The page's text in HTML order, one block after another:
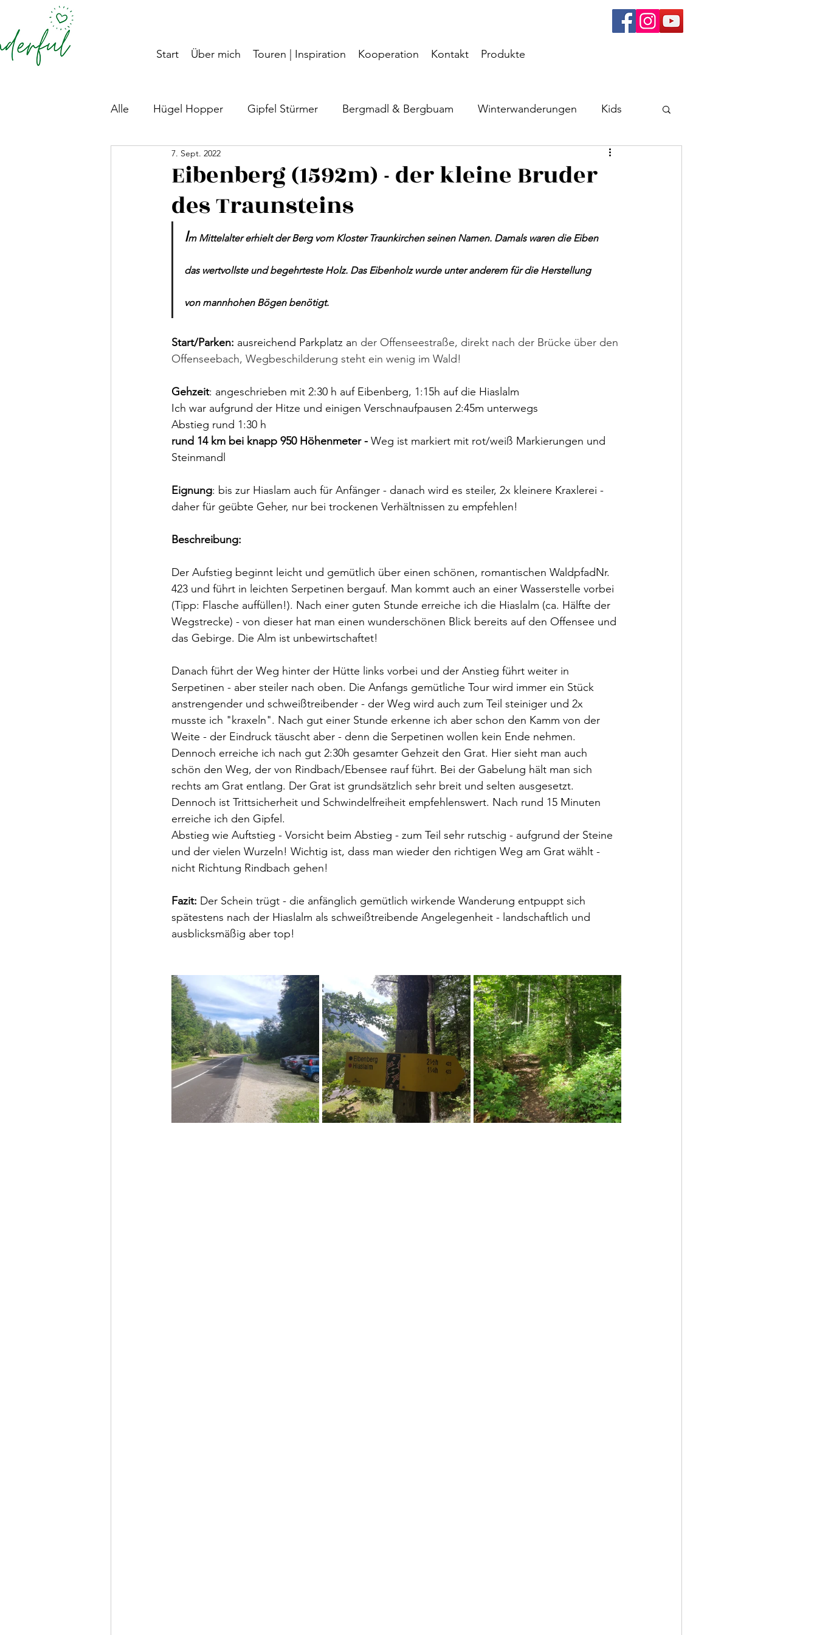
Start Über mich Touren | Inspiration Kooperation Kontakt Produkte
Alle Hügel Hopper Gipfel Stürmer Bergmadl & Bergbuam Winterwanderungen Kids
Steiermark Pyhrn-Priel
Hotelempfehlungen Ausflugsziele Nationalpark Kalkalpen
Eibenberg (1592m) - der kleine Bruder
des Traunsteins
7. Sept. 2022
Im Mittelalter erhielt der Berg vom Kloster Traunkirchen seinen Namen. Damals waren die Eiben
das wertvollste und begehrteste Holz. Das Eibenholz wurde unter anderem für die Herstellung
von mannhohen Bögen benötigt.
Start/Parken: ausreichend Parkplatz an der Offenseestraße, direkt nach der Brücke über den
Offenseebach, Wegbeschilderung steht ein wenig im Wald!
Gehzeit: angeschrieben mit 2:30 h auf Eibenberg, 1:15h auf die Hiaslalm
Ich war aufgrund der Hitze und einigen Verschnaufpausen 2:45m unterwegs
Abstieg rund 1:30 h
rund 14 km bei knapp 950 Höhenmeter - Weg ist markiert mit rot/weiß Markierungen und
Steinmandl
Eignung: bis zur Hiaslam auch für Anfänger - danach wird es steiler, 2x kleinere Kraxlerei -
daher für geübte Geher, nur bei trockenen Verhältnissen zu empfehlen!
Beschreibung:
Der Aufstieg beginnt leicht und gemütlich über einen schönen, romantischen WaldpfadNr.
423 und führt in leichten Serpetinen bergauf. Man kommt auch an einer Wasserstelle vorbei
(Tipp: Flasche auffüllen!). Nach einer guten Stunde erreiche ich die Hiaslalm (ca. Hälfte der
Wegstrecke) - von dieser hat man einen wunderschönen Blick bereits auf den Offensee und
das Gebirge. Die Alm ist unbewirtschaftet!
Danach führt der Weg hinter der Hütte links vorbei und der Anstieg führt weiter in
Serpetinen - aber steiler nach oben. Die Anfangs gemütliche Tour wird immer ein Stück
anstrengender und schweißtreibender - der Weg wird auch zum Teil steiniger und 2x
musste ich "kraxeln". Nach gut einer Stunde erkenne ich aber schon den Kamm von der
Weite - der Eindruck täuscht aber - denn die Serpetinen wollen kein Ende nehmen.
Dennoch erreiche ich nach gut 2:30h gesamter Gehzeit den Grat. Hier sieht man auch
schön den Weg, der von Rindbach/Ebensee rauf führt. Bei der Gabelung hält man sich
rechts am Grat entlang. Der Grat ist grundsätzlich sehr breit und selten ausgesetzt.
Dennoch ist Trittsicherheit und Schwindelfreiheit empfehlenswert. Nach rund 15 Minuten
erreiche ich den Gipfel.
Abstieg wie Auftstieg - Vorsicht beim Abstieg - zum Teil sehr rutschig - aufgrund der Steine
und der vielen Wurzeln! Wichtig ist, dass man wieder den richtigen Weg am Grat wählt -
nicht Richtung Rindbach gehen!
Fazit: Der Schein trügt - die anfänglich gemütlich wirkende Wanderung entpuppt sich
spätestens nach der Hiaslalm als schweißtreibende Angelegenheit - landschaftlich und
ausblicksmäßig aber top!